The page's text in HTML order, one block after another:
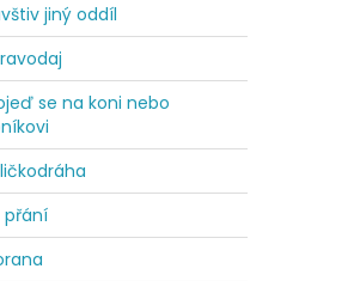
jiný oddíl
se na koni nebo
přání